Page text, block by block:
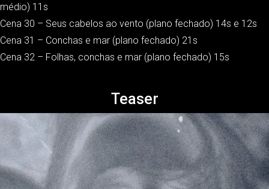
médio) 11s
Cena 30 – Seus cabelos ao vento (plano fechado) 14s e 12s
Cena 31 – Conchas e mar (plano fechado) 21s
Cena 32 – Folhas, conchas e mar (plano fechado) 15s
Teaser